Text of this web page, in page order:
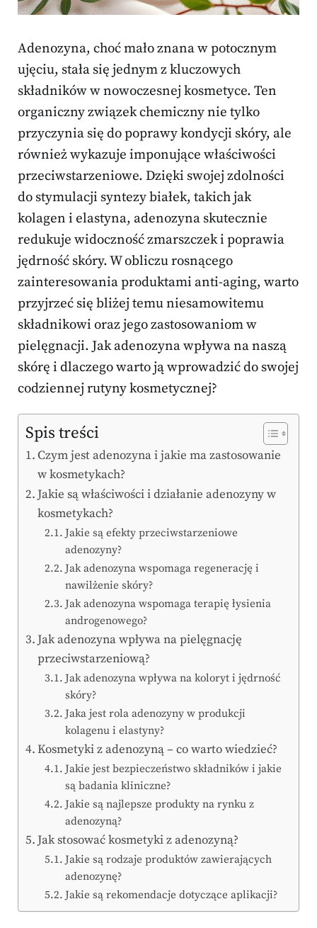
Adenozyna, choć mało znana w potocznym
ujęciu, stała się jednym z kluczowych
składników w nowoczesnej kosmetyce. Ten
organiczny związek chemiczny nie tylko
przyczynia się do poprawy kondycji skóry, ale
również wykazuje imponujące właściwości
przeciwstarzeniowe. Dzięki swojej zdolności
do stymulacji syntezy białek, takich jak
kolagen i elastyna, adenozyna skutecznie
redukuje widoczność zmarszczek i poprawia
jędrność skóry. W obliczu rosnącego
zainteresowania produktami anti-aging, warto
przyjrzeć się bliżej temu niesamowitemu
składnikowi oraz jego zastosowaniom w
pielęgnacji. Jak adenozyna wpływa na naszą
skórę i dlaczego warto ją wprowadzić do swojej
codziennej rutyny kosmetycznej?
Spis treści
Czym jest adenozyna i jakie ma zastosowanie
w kosmetykach?
Jakie są właściwości i działanie adenozyny w
kosmetykach?
Jakie są efekty przeciwstarzeniowe
adenozyny?
Jak adenozyna wspomaga regenerację i
nawilżenie skóry?
Jak adenozyna wspomaga terapię łysienia
androgenowego?
Jak adenozyna wpływa na pielęgnację
przeciwstarzeniową?
Jak adenozyna wpływa na koloryt i jędrność
skóry?
Jaka jest rola adenozyny w produkcji
kolagenu i elastyny?
Kosmetyki z adenozyną – co warto wiedzieć?
Jakie jest bezpieczeństwo składników i jakie
są badania kliniczne?
Jakie są najlepsze produkty na rynku z
adenozyną?
Jak stosować kosmetyki z adenozyną?
Jakie są rodzaje produktów zawierających
adenozynę?
Jakie są rekomendacje dotyczące aplikacji?